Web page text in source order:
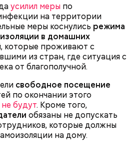
усилил меры по
на территории
меры коснулись режима
в домашних
которые проживают с
из стран, где ситуация с
от благополучной.
свободное посещение
по окончании этого
будут. Кроме того,
обязаны не допускать
которые должны
на дому.
он совершил множество
Божию.
сельдерей
Яблоки очистить от
ломтиками. Так же
Продукты
заправкой, выложить
веточками
свежих помидоров и